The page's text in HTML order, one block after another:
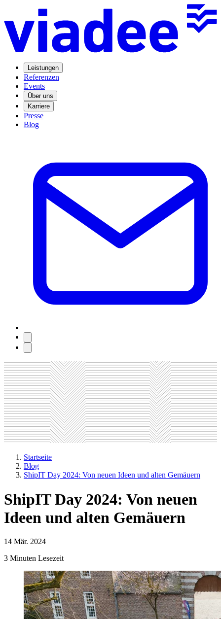
Leistungen
Referenzen
Events
Über uns
Karriere
Presse
Blog
Startseite
Blog
ShipIT Day 2024: Von neuen Ideen und alten Gemäuern
ShipIT Day 2024: Von neuen
Ideen und alten Gemäuern
14 Mär. 2024
3 Minuten Lesezeit